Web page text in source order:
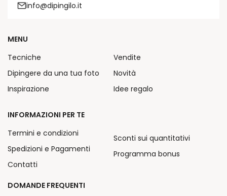
info@dipingilo.it
MENU
Tecniche
Dipingere da una tua foto
Inspirazione
Vendite
Novità
Idee regalo
INFORMAZIONI PER TE
Termini e condizioni
Spedizioni e Pagamenti
Contatti
Sconti sui quantitativi
Programma bonus
DOMANDE FREQUENTI